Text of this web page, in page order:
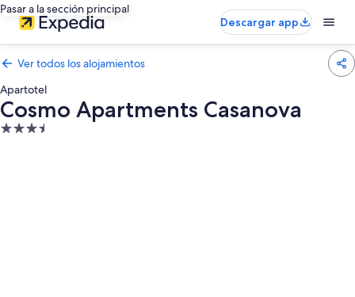
Pasar a la sección principal
Descargar app
Ver todos los alojamientos
Apartotel
Cosmo Apartments Casanova
Alojamiento